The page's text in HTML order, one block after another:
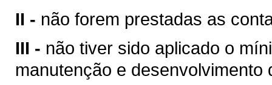
II - não forem prestadas as
III - não tiver sido aplicado o
manutenção e desenvolvimento